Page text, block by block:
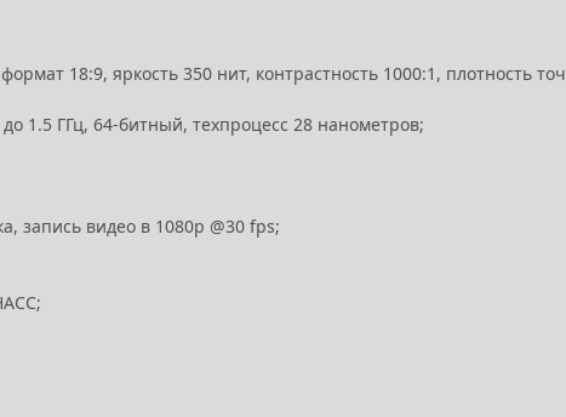
18:9, яркость 350 нит, контрастность 1000:1, плотность
1.5 ГГц, 64-битный, техпроцесс 28 нанометров;
запись видео в 1080p @30 fps;